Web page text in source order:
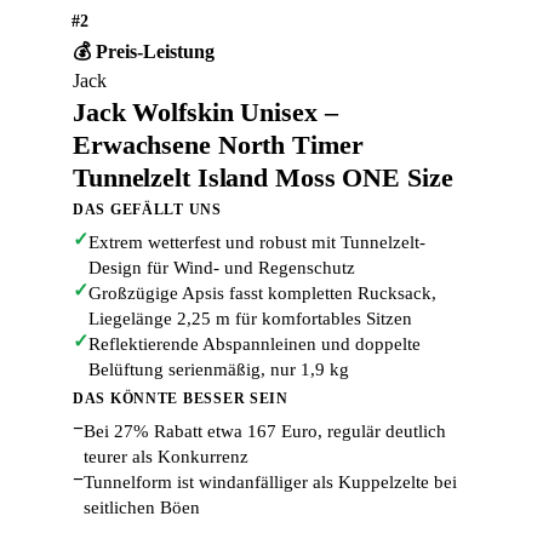
#2
💰 Preis-Leistung
Jack
Jack Wolfskin Unisex –
Erwachsene North Timer
Tunnelzelt Island Moss ONE Size
DAS GEFÄLLT UNS
✓Extrem wetterfest und robust mit Tunnelzelt-
Design für Wind- und Regenschutz
✓Großzügige Apsis fasst kompletten Rucksack,
Liegelänge 2,25 m für komfortables Sitzen
✓Reflektierende Abspannleinen und doppelte
Belüftung serienmäßig, nur 1,9 kg
DAS KÖNNTE BESSER SEIN
−Bei 27% Rabatt etwa 167 Euro, regulär deutlich
teurer als Konkurrenz
−Tunnelform ist windanfälliger als Kuppelzelte bei
seitlichen Böen